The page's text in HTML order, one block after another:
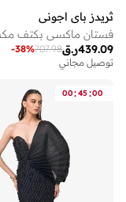
ثريدز باي اجوني
ر.ق439.09
707.98
-38%
توصيل مجاني
00:45:00